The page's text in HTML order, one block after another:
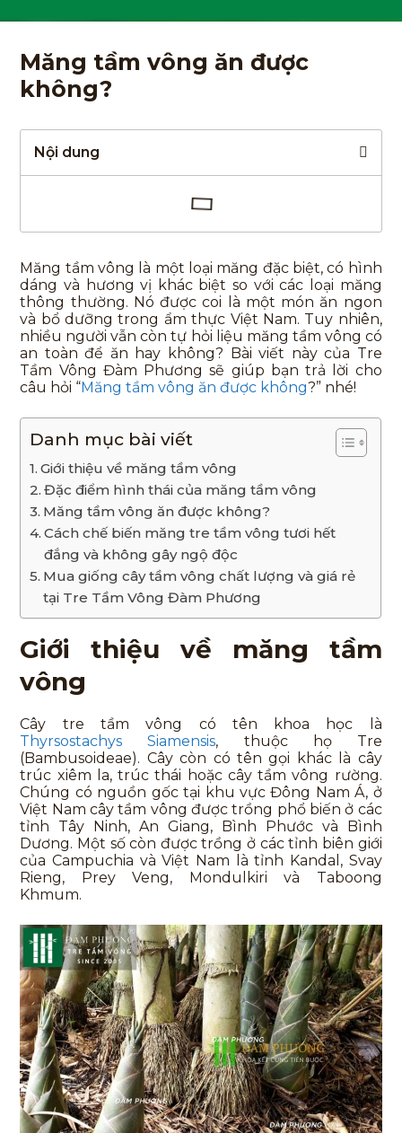
Măng tầm vông ăn được
không?
Nội dung
Măng tầm vông là một loại măng đặc biệt, có hình
dáng và hương vị khác biệt so với các loại măng
thông thường. Nó được coi là một món ăn ngon
và bổ dưỡng trong ẩm thực Việt Nam. Tuy nhiên,
nhiều người vẫn còn tự hỏi liệu măng tầm vông có
an toàn để ăn hay không? Bài viết này của Tre
Tầm Vông Đàm Phương sẽ giúp bạn trả lời cho
câu hỏi “Măng tầm vông ăn được không?” nhé!
Danh mục bài viết
Giới thiệu về măng tầm vông
Đặc điểm hình thái của măng tầm vông
Măng tầm vông ăn được không?
Cách chế biến măng tre tầm vông tươi hết
đắng và không gây ngộ độc
Mua giống cây tầm vông chất lượng và giá rẻ
tại Tre Tầm Vông Đàm Phương
Giới thiệu về măng tầm
vông
Cây tre tầm vông có tên khoa học là
Thyrsostachys Siamensis, thuộc họ Tre
(Bambusoideae). Cây còn có tên gọi khác là cây
trúc xiêm la, trúc thái hoặc cây tầm vông rường.
Chúng có nguồn gốc tại khu vực Đông Nam Á, ở
Việt Nam cây tầm vông được trồng phổ biến ở các
tỉnh Tây Ninh, An Giang, Bình Phước và Bình
Dương. Một số còn được trồng ở các tỉnh biên giới
của Campuchia và Việt Nam là tỉnh Kandal, Svay
Rieng, Prey Veng, Mondulkiri và Taboong
Khmum.